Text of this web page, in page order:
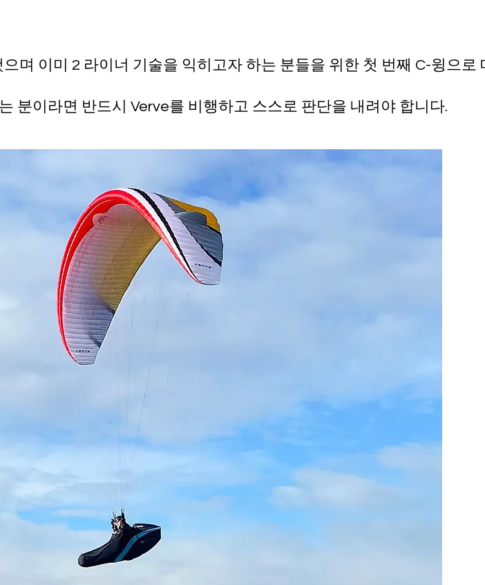
며 이미 2 라이너 기술을 익히고자 하는 분들을 위한 첫 번째 C-윙으로
분이라면 반드시 Verve를 비행하고 스스로 판단을 내려야 합니다.